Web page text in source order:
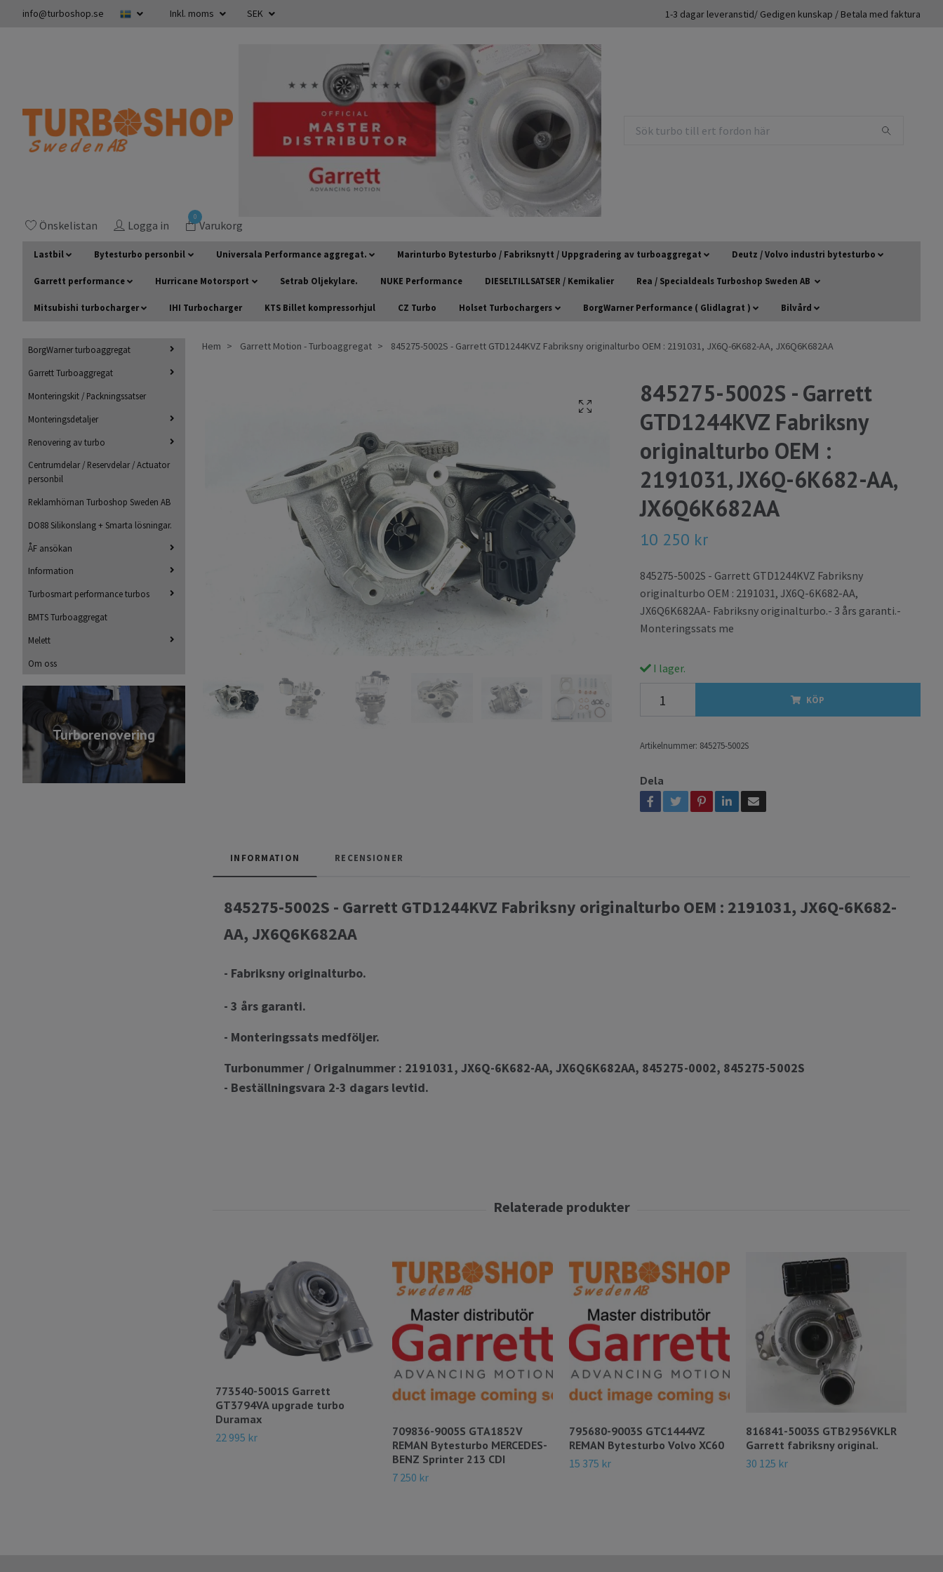
info@turboshop.se Inkl. moms SEK 1-3 dagar leveranstid/ Gedigen kunskap / Betala med faktura
Önskelistan Logga in
0
Varukorg
Lastbil Bytesturbo personbil Universala Performance aggregat. Marinturbo Bytesturbo / Fabriksnytt / Uppgradering av turboaggregat Deutz / Volvo industri bytesturbo
Garrett performance Hurricane Motorsport Setrab Oljekylare. NUKE Performance DIESELTILLSATSER / Kemikalier Rea / Specialdeals Turboshop Sweden AB
Mitsubishi turbocharger IHI Turbocharger KTS Billet kompressorhjul CZ Turbo Holset Turbochargers BorgWarner Performance ( Glidlagrat ) Bilvård
BorgWarner turboaggregat
Garrett Turboaggregat
Monteringskit / Packningssatser
Monteringsdetaljer
Renovering av turbo
Centrumdelar / Reservdelar / Actuator
personbil
Reklamhörnan Turboshop Sweden AB
DO88 Silikonslang + Smarta lösningar.
ÅF ansökan
Information
Turbosmart performance turbos
BMTS Turboaggregat
Melett
Om oss
Turborenovering
Hem Garrett Motion - Turboaggregat 845275-5002S - Garrett GTD1244KVZ Fabriksny originalturbo OEM : 2191031, JX6Q-6K682-AA, JX6Q6K682AA
845275-5002S - Garrett
GTD1244KVZ Fabriksny
originalturbo OEM :
2191031, JX6Q-6K682-AA,
JX6Q6K682AA
10 250 kr
845275-5002S - Garrett GTD1244KVZ Fabriksny
originalturbo OEM : 2191031, JX6Q-6K682-AA,
JX6Q6K682AA- Fabriksny originalturbo.- 3 års garanti.-
Monteringssats me
I lager.
KÖP
Artikelnummer: 845275-5002S
Dela
INFORMATION RECENSIONER
845275-5002S - Garrett GTD1244KVZ Fabriksny originalturbo OEM : 2191031, JX6Q-6K682-
AA, JX6Q6K682AA
- Fabriksny originalturbo.
- 3 års garanti.
- Monteringssats medföljer.
Turbonummer / Origalnummer : 2191031, JX6Q-6K682-AA, JX6Q6K682AA, 845275-0002, 845275-5002S
- Beställningsvara 2-3 dagars levtid.
773540-5001S Garrett
GT3794VA upgrade turbo
Duramax
22 995 kr
709836-9005S GTA1852V
REMAN Bytesturbo MERCEDES-
BENZ Sprinter 213 CDI
7 250 kr
795680-9003S GTC1444VZ
REMAN Bytesturbo Volvo XC60
15 375 kr
816841-5003S GTB2956VKLR
Garrett fabriksny original.
30 125 kr